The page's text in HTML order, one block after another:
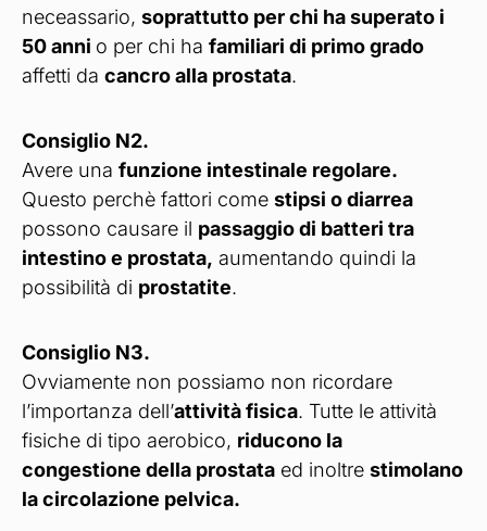
neceassario, soprattutto per chi ha superato i
50 anni o per chi ha familiari di primo grado
affetti da cancro alla prostata.
Consiglio N2.
Avere una funzione intestinale regolare.
Questo perchè fattori come stipsi o diarrea
possono causare il passaggio di batteri tra
intestino e prostata, aumentando quindi la
possibilità di prostatite.
Consiglio N3.
Ovviamente non possiamo non ricordare
l’importanza dell’attività fisica. Tutte le attività
fisiche di tipo aerobico, riducono la
congestione della prostata ed inoltre stimolano
la circolazione pelvica.